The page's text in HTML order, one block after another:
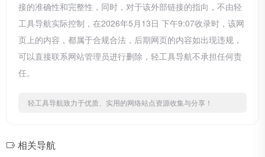
接的准确性和完整性，同时，对于该外部链接的指向，不由轻
工具导航实际控制，在2026年5月13日 下午9:07收录时，该网
页上的内容，都属于合规合法，后期网页的内容如出现违规，
可以直接联系网站管理员进行删除，轻工具导航不承担任何责
任。
轻工具导航致力于优质、实用的网络站点资源收集与分享！
相关导航